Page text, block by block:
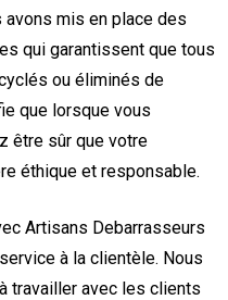
avons mis en place des
qui garantissent que tous
ou éliminés de
que lorsque vous
être sûr que votre
éthique et responsable.
Artisans Debarrasseurs
à la clientèle. Nous
travailler avec les clients